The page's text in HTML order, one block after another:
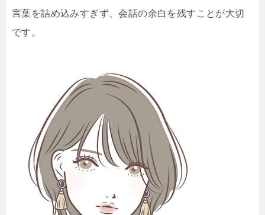
言葉を詰め込みすぎず、会話の余白を残すことが大切
です。